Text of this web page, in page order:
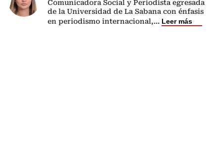
Comunicadora Social y Periodista egresada
de la Universidad de La Sabana con énfasis
en periodismo internacional,... Leer más